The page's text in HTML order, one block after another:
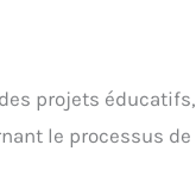
projets éducatifs,
le processus de